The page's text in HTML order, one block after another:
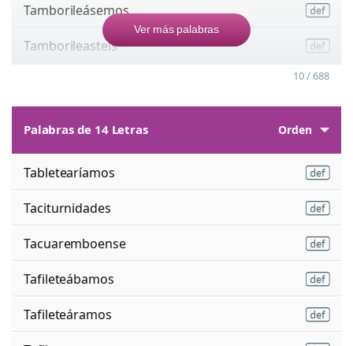
Tamborileásemos
Tamborileasteis
Ver más palabras
10 / 688
Palabras de 14 Letras Orden
Tabletearíamos
Taciturnidades
Tacuaremboense
Tafileteábamos
Tafileteáramos